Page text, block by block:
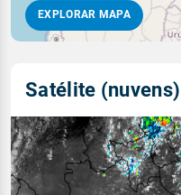
EXPLORAR MAPA
Satélite (nuvens)